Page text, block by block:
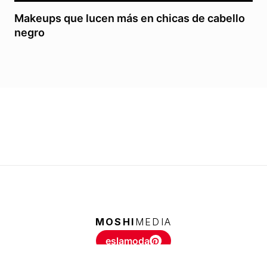
Makeups que lucen más en chicas de cabello
negro
MOSHI MEDIA
eslamoda